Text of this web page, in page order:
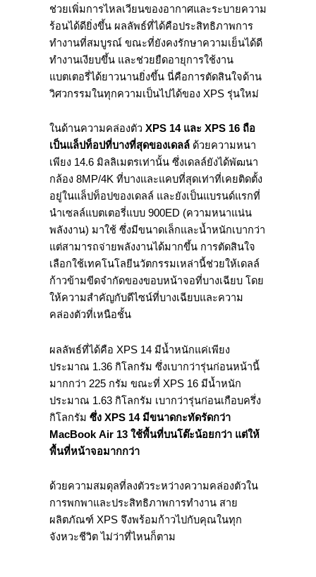
ช่วยเพิ่มการไหลเวียนของอากาศและระบายความ
ร้อนได้ดียิ่งขึ้น ผลลัพธ์ที่ได้คือประสิทธิภาพการ
ทำงานที่สมบูรณ์ ขณะที่ยังคงรักษาความเย็นได้ดี
ทำงานเงียบขึ้น และช่วยยืดอายุการใช้งาน
แบตเตอรี่ได้ยาวนานยิ่งขึ้น นี่คือการตัดสินใจด้าน
วิศวกรรมในทุกความเป็นไปได้ของ XPS รุ่นใหม่
ในด้านความคล่องตัว XPS 14 และ XPS 16 ถือ
เป็นแล็ปท็อปที่บางที่สุดของเดลล์ ด้วยความหนา
เพียง 14.6 มิลลิเมตรเท่านั้น ซึ่งเดลล์ยังได้พัฒนา
กล้อง 8MP/4K ที่บางและแคบที่สุดเท่าที่เคยติดตั้ง
อยู่ในแล็ปท็อปของเดลล์ และยังเป็นแบรนด์แรกที่
นำเซลล์แบตเตอรี่แบบ 900ED (ความหนาแน่น
พลังงาน) มาใช้ ซึ่งมีขนาดเล็กและน้ำหนักเบากว่า
แต่สามารถจ่ายพลังงานได้มากขึ้น การตัดสินใจ
เลือกใช้เทคโนโลยีนวัตกรรมเหล่านี้ช่วยให้เดลล์
ก้าวข้ามขีดจำกัดของขอบหน้าจอที่บางเฉียบ โดย
ให้ความสำคัญกับดีไซน์ที่บางเฉียบและความ
คล่องตัวที่เหนือชั้น
ผลลัพธ์ที่ได้คือ XPS 14 มีน้ำหนักแค่เพียง
ประมาณ 1.36 กิโลกรัม ซึ่งเบากว่ารุ่นก่อนหน้านี้
มากกว่า 225 กรัม ขณะที่ XPS 16 มีน้ำหนัก
ประมาณ 1.63 กิโลกรัม เบากว่ารุ่นก่อนเกือบครึ่ง
กิโลกรัม ซึ่ง XPS 14 มีขนาดกะทัดรัดกว่า
MacBook Air 13 ใช้พื้นที่บนโต๊ะน้อยกว่า แต่ให้
พื้นที่หน้าจอมากกว่า
ด้วยความสมดุลที่ลงตัวระหว่างความคล่องตัวใน
การพกพาและประสิทธิภาพการทำงาน สาย
ผลิตภัณฑ์ XPS จึงพร้อมก้าวไปกับคุณในทุก
จังหวะชีวิต ไม่ว่าที่ไหนก็ตาม